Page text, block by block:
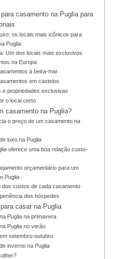
casamento na Puglia para
os locais mais icônicos para
Puglia
Um dos locais mais exclusivos
na Europa
à beira-mar
em castelos
e propriedades exclusivas
o local certo
casamento na Puglia?
o preço de um casamento na
luxo na Puglia
oferece uma boa relação custo-
orçamentário para um
Puglia
dos custos de cada casamento
dos hóspedes
casar na Puglia
Puglia na primavera
Puglia no verão
setembro-outubro
inverno na Puglia